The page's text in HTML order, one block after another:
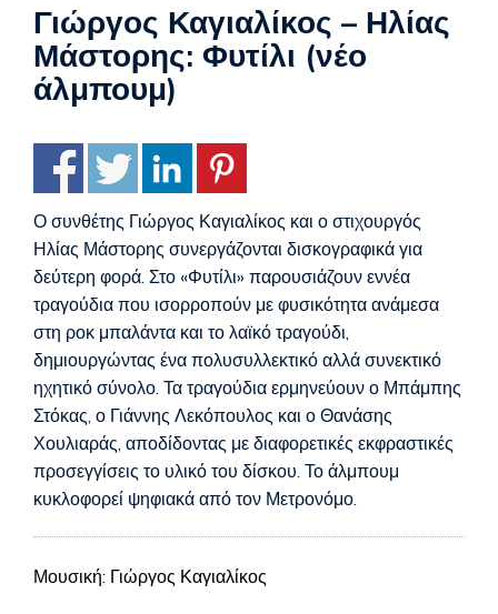
Γιώργος Καγιαλίκος – Ηλίας
Μάστορης: Φυτίλι (νέο
άλμπουμ)
Ο συνθέτης Γιώργος Καγιαλίκος και ο στιχουργός
Ηλίας Μάστορης συνεργάζονται δισκογραφικά για
δεύτερη φορά. Στο «Φυτίλι» παρουσιάζουν εννέα
τραγούδια που ισορροπούν με φυσικότητα ανάμεσα
στη ροκ μπαλάντα και το λαϊκό τραγούδι,
δημιουργώντας ένα πολυσυλλεκτικό αλλά συνεκτικό
ηχητικό σύνολο. Τα τραγούδια ερμηνεύουν ο Μπάμπης
Στόκας, ο Γιάννης Λεκόπουλος και ο Θανάσης
Χουλιαράς, αποδίδοντας με διαφορετικές εκφραστικές
προσεγγίσεις το υλικό του δίσκου. Το άλμπουμ
κυκλοφορεί ψηφιακά από τον Μετρονόμο.
Μουσική: Γιώργος Καγιαλίκος